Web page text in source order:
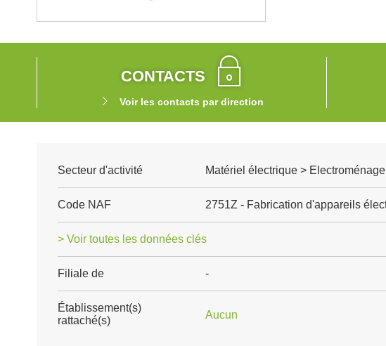
CONTACTS
Voir les contacts par direction
Secteur d'activité Matériel électrique >
Code NAF 2751Z - Fabrication d'appareils
> Voir toutes les données clés
Filiale de -
Établissement(s)
rattaché(s)
Aucun